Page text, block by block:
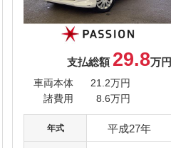
支払総額 29.8万円
車両本体
21.2万円
諸費用
8.6万円
年式 平成27年